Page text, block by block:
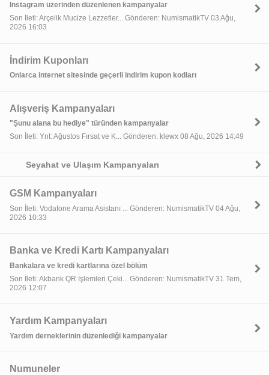
Instagram üzerinden düzenlenen kampanyalar
Son İleti: Arçelik Mucize Lezzetler... Gönderen: NumismatikTV 03 Ağu,
2026 16:03
İndirim Kuponları
Onlarca internet sitesinde geçerli indirim kupon kodları
Alışveriş Kampanyaları
"Şunu alana bu hediye" türünden kampanyalar
Son İleti: Ynt: Ağustos Fırsat ve K... Gönderen: klewx 08 Ağu, 2026 14:49
Seyahat ve Ulaşım Kampanyaları
GSM Kampanyaları
Son İleti: Vodafone Arama Asistanı ... Gönderen: NumismatikTV 04 Ağu,
2026 10:33
Banka ve Kredi Kartı Kampanyaları
Bankalara ve kredi kartlarına özel bölüm
Son İleti: Akbank QR İşlemleri Çeki... Gönderen: NumismatikTV 31 Tem,
2026 12:07
Yardım Kampanyaları
Yardım derneklerinin düzenlediği kampanyalar
Numuneler